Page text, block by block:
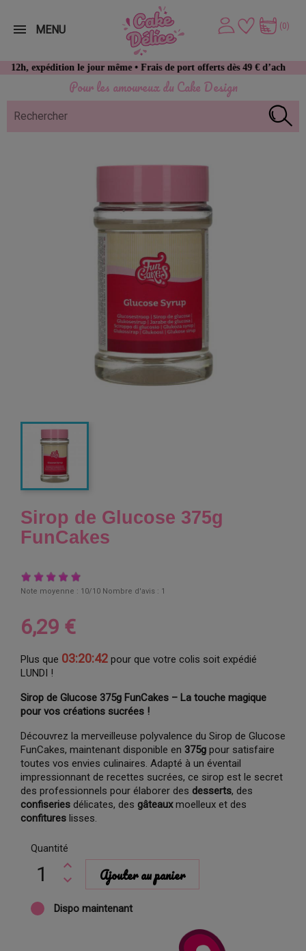
Pour les amoureux du Cake Design
le jour même • Frais de port offerts dès 49 € d’achat
(0)
MENU
Sirop de Glucose 375g
FunCakes
Note moyenne : 10/10 Nombre d'avis : 1
6,29 €
Plus que 03:20:41 pour que votre colis soit expédié
LUNDI !
Sirop de Glucose 375g FunCakes – La touche magique
pour vos créations sucrées !
Découvrez la merveilleuse polyvalence du Sirop de Glucose
FunCakes, maintenant disponible en 375g pour satisfaire
toutes vos envies culinaires. Adapté à un éventail
impressionnant de recettes sucrées, ce sirop est le secret
des professionnels pour élaborer des desserts, des
confiseries délicates, des gâteauxmoelleux et des
confitures lisses.
Quantité
Ajouter au panier
Dispo maintenant